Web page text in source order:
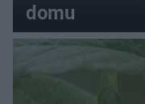
domu